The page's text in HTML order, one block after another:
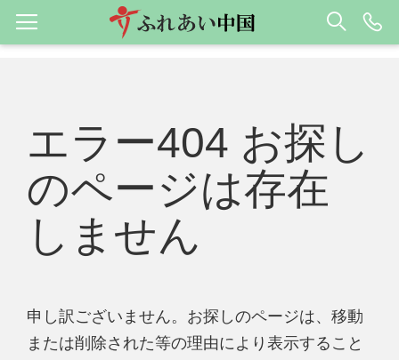
エラー404 お探し
のページは存在
しません
申し訳ございません。お探しのページは、移動
または削除された等の理由により表示すること